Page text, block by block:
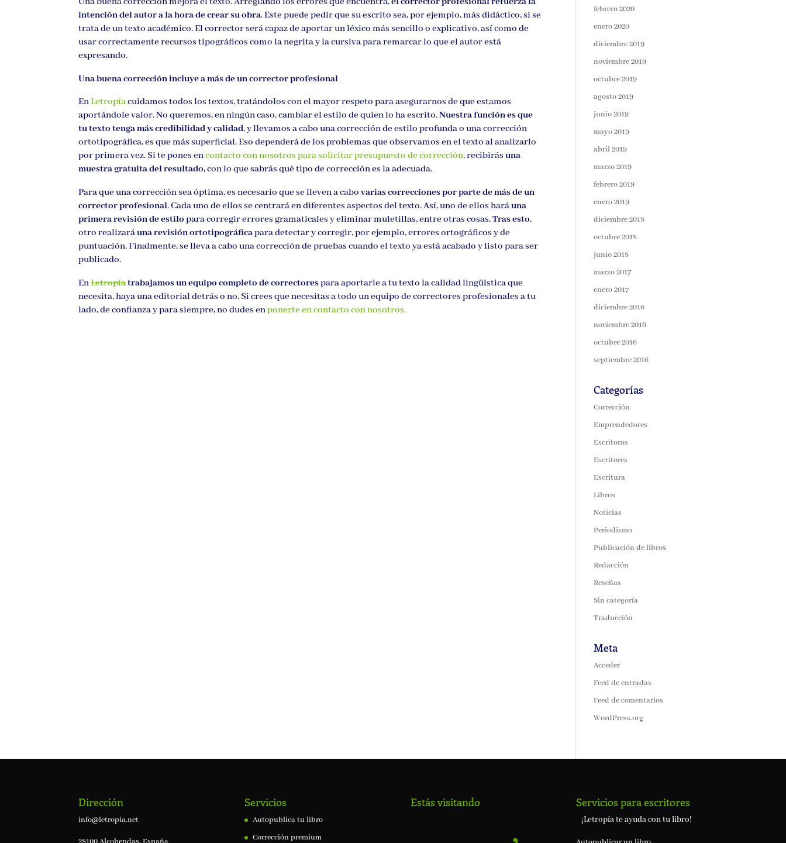
intención del autor a la hora de crear su obra. Este puede pedir que su escrito sea, por ejemplo, más didáctico, si se
trata de un texto académico. El corrector será capaz de aportar un léxico más sencillo o explicativo, así como de
usar correctamente recursos tipográficos como la negrita y la cursiva para remarcar lo que el autor está
expresando.
Una buena corrección incluye a más de un corrector profesional
EnLetropíacuidamos todos los textos, tratándolos con el mayor respeto para asegurarnos de que estamos
aportándole valor. No queremos, en ningún caso, cambiar el estilo de quien lo ha escrito.Nuestra función es que
tu texto tenga más credibilidad y calidad, y llevamos a cabo una corrección de estilo profunda o una corrección
ortotipográfica, es que más superficial. Eso dependerá de los problemas que observamos en el texto al analizarlo
por primera vez. Si te pones encontacto con nosotros para solicitar presupuesto de corrección, recibirásuna
muestra gratuita del resultado, con lo que sabrás qué tipo de corrección es la adecuada.
Para que una corrección sea óptima, es necesario que se lleven a cabovarias correcciones por parte de más de un
corrector profesional. Cada uno de ellos se centrará en diferentes aspectos del texto. Así, uno de ellos haráuna
primera revisión de estilo para corregir errores gramaticales y eliminar muletillas, entre otras cosas.Tras esto,
otro realizaráuna revisión ortotipográficapara detectar y corregir, por ejemplo, errores ortográficos y de
puntuación. Finalmente, se lleva a cabo una corrección de pruebas cuando el texto ya está acabado y listo para ser
publicado.
EnLetropíatrabajamos un equipo completo de correctorespara aportarle a tu texto la calidad lingüística que
necesita, haya una editorial detrás o no. Si crees que necesitas a todo un equipo de correctores profesionales a tu
lado, de confianza y para siempre, no dudes enponerte en contacto con nosotros.
febrero 2020
enero 2020
diciembre 2019
noviembre 2019
octubre 2019
agosto 2019
junio 2019
mayo 2019
abril 2019
marzo 2019
febrero 2019
enero 2019
diciembre 2018
octubre 2018
junio 2018
marzo 2017
enero 2017
diciembre 2016
noviembre 2016
octubre 2016
septiembre 2016
Categorías
Corrección
Emprendedores
Escritoras
Escritores
Escritura
Libros
Noticias
Periodismo
Publicación de libros
Redacción
Reseñas
Sin categoría
Traducción
Meta
Acceder
Feed de entradas
Feed de comentarios
WordPress.org
Dirección
info@letropia.net
Servicios
Autopublica tu libro
Corrección premium
Estás visitando Servicios para escritores
¡Letropía te ayuda con tu libro!